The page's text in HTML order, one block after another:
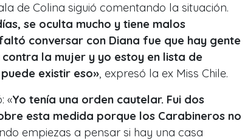
de Colina siguió comentando la situación.
se oculta mucho y tiene malos
conversar con Diana fue que hay gente
la mujer y yo estoy en lista de
existir eso» , expresó la ex Miss Chile.
«Yo tenía una orden cautelar. Fui dos
esta medida porque los Carabineros no
empiezas a pensar si hay una casa